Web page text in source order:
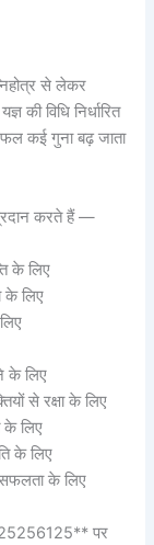
से लेकर
विधि निर्धारित
कई गुना बढ़ जाता
करते हैं —
के लिए
के लिए
के लिए
से रक्षा के लिए
के लिए
के लिए
के लिए
पर